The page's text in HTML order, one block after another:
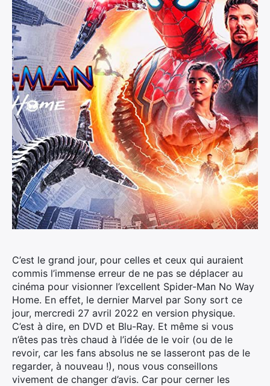
C’est le grand jour, pour celles et ceux qui auraient
commis l’immense erreur de ne pas se déplacer au
cinéma pour visionner l’excellent Spider-Man No Way
Home. En effet, le dernier Marvel par Sony sort ce
jour, mercredi 27 avril 2022 en version physique.
C’est à dire, en DVD et Blu-Ray. Et même si vous
n’êtes pas très chaud à l’idée de le voir (ou de le
revoir, car les fans absolus ne se lasseront pas de le
regarder, à nouveau !), nous vous conseillons
vivement de changer d’avis. Car pour cerner les